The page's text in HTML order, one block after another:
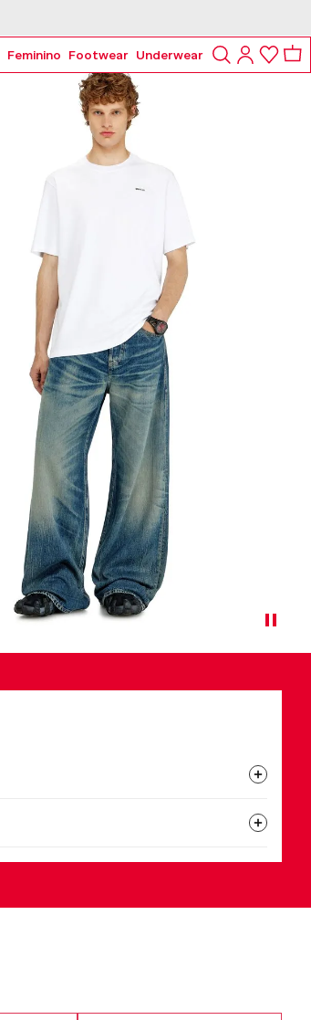
Feminino Footwear Underwear